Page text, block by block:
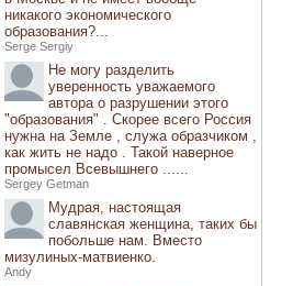
никакого экономического
образования?...
Serge Sergiy
Не могу разделить
уверенность уважаемого
автора о разрушении этого
"образования" . Скорее всего Россия
нужна на Земле , служа образчиком ,
как жить не надо . Такой наверное
промысел Всевышнего ......
Sergey Getman
Мудрая, настоящая
славянская женщина, таких бы
побольше нам. Вместо
мизулиных-матвиенко.
Andy